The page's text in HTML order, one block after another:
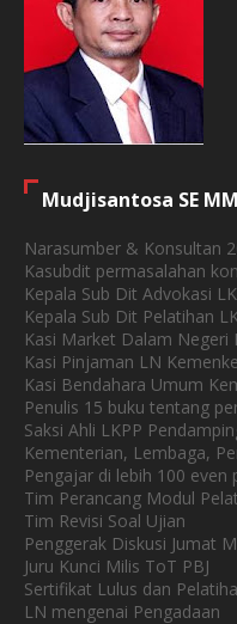
Mudjisantosa SE MM
Narasumber & Konsultan
Kasubdit permasalahan
Kepala Sub Dit Advokasi
Kepala Sub Dit Pelatihan
Kasi Market Dalam Negeri
Kasi Pinjaman LN
Kasi Bendahara Umum
Penulis 15 buku tentang
Saksi Ahli LKPP
Kementerian, Lembaga,
Pengajar di lebih 100 even
Tim Perancang Modul
Tim Revisi Soal Ujian
Penggerak Diskusi Jumat
Juru Kunci Milis ToT PBJ
Sertifikat Lulus dan
LN mengenai Pengadaan